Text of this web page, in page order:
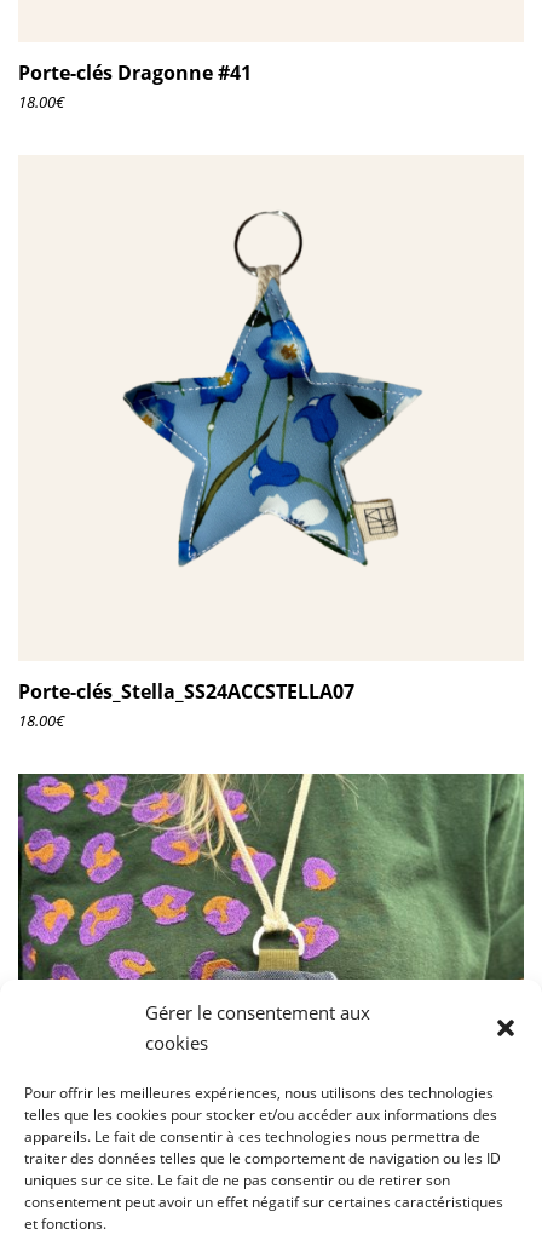
Gérer le consentement aux
cookies
Pour offrir les meilleures expériences, nous utilisons des technologies
telles que les cookies pour stocker et/ou accéder aux informations des
appareils. Le fait de consentir à ces technologies nous permettra de
traiter des données telles que le comportement de navigation ou les ID
uniques sur ce site. Le fait de ne pas consentir ou de retirer son
consentement peut avoir un effet négatif sur certaines caractéristiques
et fonctions.
Porte-clés Dragonne #41
18.00€
Porte-clés_Stella_SS24ACCSTELLA07
18.00€